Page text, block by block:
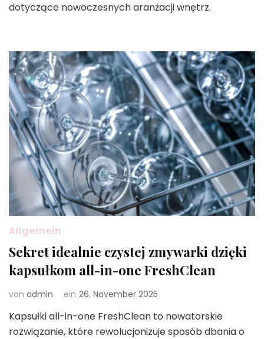
dotyczące nowoczesnych aranżacji wnętrz.
Allgemein
Sekret idealnie czystej zmywarki dzięki
kapsułkom all-in-one FreshClean
von admin ein 26. November 2025
Kapsułki all-in-one FreshClean to nowatorskie
rozwiązanie, które rewolucjonizuje sposób dbania o